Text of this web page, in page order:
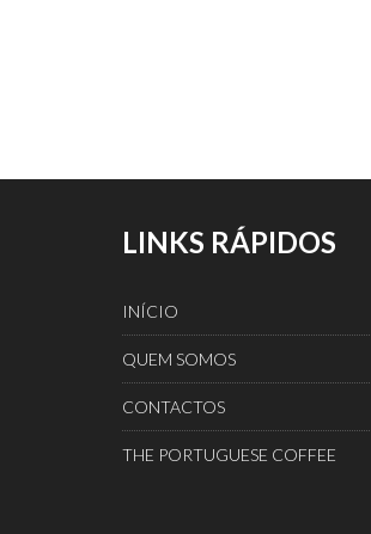
LINKS RÁPIDOS
INÍCIO
QUEM SOMOS
CONTACTOS
THE PORTUGUESE COFFEE